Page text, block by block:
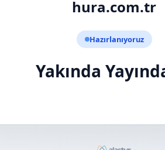
hura.com.tr
Hazırlanıyoruz
Yakında